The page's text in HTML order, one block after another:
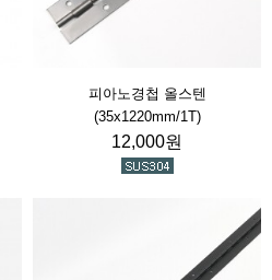
피아노경첩 올스텐
(35x1220mm/1T)
12,000원